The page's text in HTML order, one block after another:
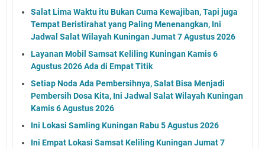
Salat Lima Waktu itu Bukan Cuma Kewajiban, Tapi juga
Tempat Beristirahat yang Paling Menenangkan, Ini
Jadwal Salat Wilayah Kuningan Jumat 7 Agustus 2026
Layanan Mobil Samsat Keliling Kuningan Kamis 6
Agustus 2026 Ada di Empat Titik
Setiap Noda Ada Pembersihnya, Salat Bisa Menjadi
Pembersih Dosa Kita, Ini Jadwal Salat Wilayah Kuningan
Kamis 6 Agustus 2026
Ini Lokasi Samling Kuningan Rabu 5 Agustus 2026
Ini Empat Lokasi Samsat Keliling Kuningan Jumat 7